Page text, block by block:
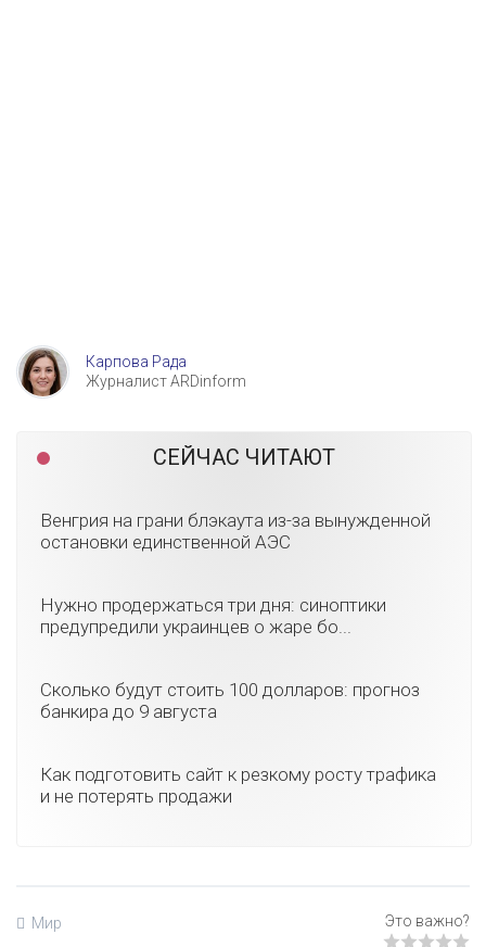
Карпова Рада
Журналист ARDinform
СЕЙЧАС ЧИТАЮТ
Венгрия на грани блэкаута из-за вынужденной
остановки единственной АЭС
Нужно продержаться три дня: синоптики
предупредили украинцев о жаре бо...
Сколько будут стоить 100 долларов: прогноз
банкира до 9 августа
Как подготовить сайт к резкому росту трафика
и не потерять продажи
Мир